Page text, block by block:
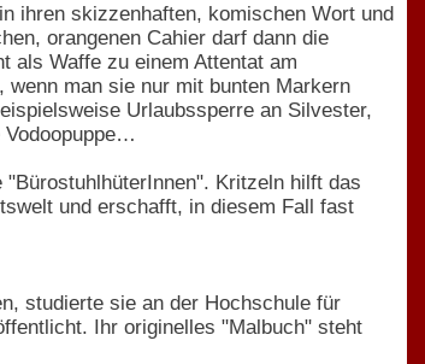
ihren skizzenhaften, komischen Wort und
orangenen Cahier darf dann die
als Waffe zu einem Attentat am
wenn man sie nur mit bunten Markern
Urlaubssperre an Silvester,
Vodoopuppe…
Kritzeln hilft das
und erschafft, in diesem Fall fast
studierte sie an der Hochschule für
Ihr originelles "Malbuch" steht